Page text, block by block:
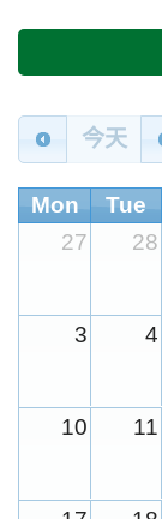
今天
Mon Tue
27
28
3 4
10 11